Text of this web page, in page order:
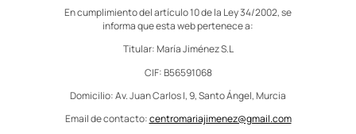
En cumplimiento del artículo 10 de la Ley 34/2002, se
informa que esta web pertenece a:
Titular: María Jiménez S.L
CIF: B56591068
Domicilio: Av. Juan Carlos I, 9, Santo Ángel, Murcia
Email de contacto:centromariajimenez@gmail.com